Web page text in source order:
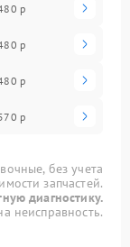
р
р
р
р
без учета
запчастей.
диагностику.
неисправность.